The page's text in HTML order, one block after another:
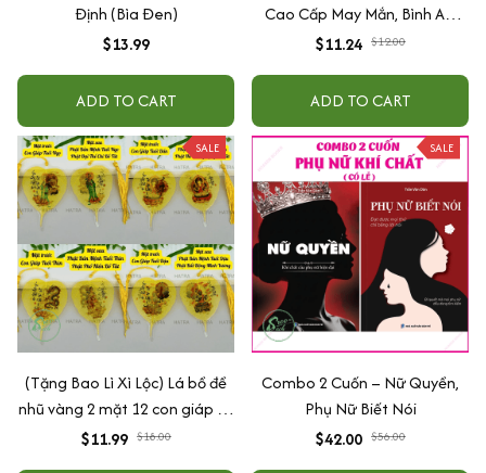
Định (Bìa Đen)
$13.99
ADD TO CART
Cao Cấp May Mắn, Bình An,
Chiêu Tài Lộc
$11.24 $12.00
ADD TO CART
SALE
(Tặng Bao Lì Xì Lộc) Lá bồ đề
nhũ vàng 2 mặt 12 con giáp và
phật bản mệnh, để ốp lưng
$11.99 $18.00
SALE
Combo 2 Cuốn – Nữ Quyền,
Phụ Nữ Biết Nói
$42.00 $56.00